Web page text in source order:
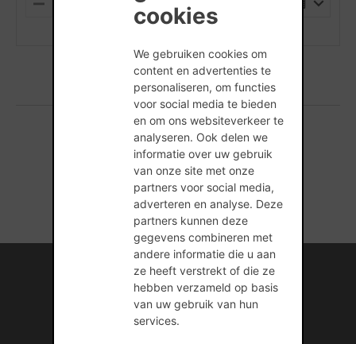
cookies
We gebruiken cookies om
content en advertenties te
personaliseren, om functies
voor social media te bieden
en om ons websiteverkeer te
analyseren. Ook delen we
informatie over uw gebruik
van onze site met onze
partners voor social media,
adverteren en analyse. Deze
partners kunnen deze
gegevens combineren met
andere informatie die u aan
ze heeft verstrekt of die ze
hebben verzameld op basis
van uw gebruik van hun
services.
M
P
L
(min. hoeveelheid is 1 Stuks)
1 producten gevonden
Internationale kennis en ervaring
Professionele naverkoopservice
Duurzame bouwmateriaaloplossingen